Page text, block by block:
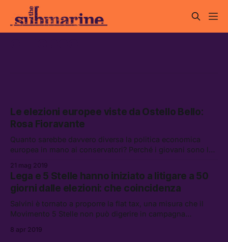
Le elezioni europee viste da Ostello Bello:
Rosa Fioravante
Quanto sarebbe davvero diversa la politica economica
europea in mano ai conservatori? Perché i giovani sono la
E cosa bisogna fare per cambiare l’Unione europea?
21 mag 2019
Lega e 5 Stelle hanno iniziato a litigare a 50
giorni dalle elezioni: che coincidenza
Salvini è tornato a proporre la flat tax, una misura che il
Movimento 5 Stelle non può digerire in campagna
mantenere una posizione qualsiasi con credibilità?
8 apr 2019